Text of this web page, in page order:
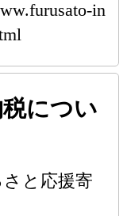
in
につい
と応援寄